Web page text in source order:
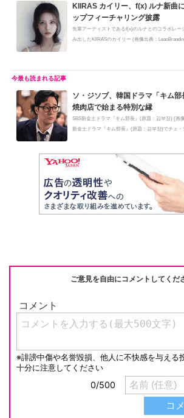
KIIRAS カイリー、f(x) ルナ新曲
ップフィーチャリング披露
先輩アーティストであるf(x)のルナとのコラボレー
み出したKIIRASのカイリー (画像出典：
ソ・ジソブ、韓国ドラマ「キム部
焼肉店で始まる特別な縁
SBS新金土ドラマ『キム部長』(原題：김부장) (画
新金土ドラマ『キム部長』(原題：김부장)でチェ
ご意見を自由にコメントしてくだ